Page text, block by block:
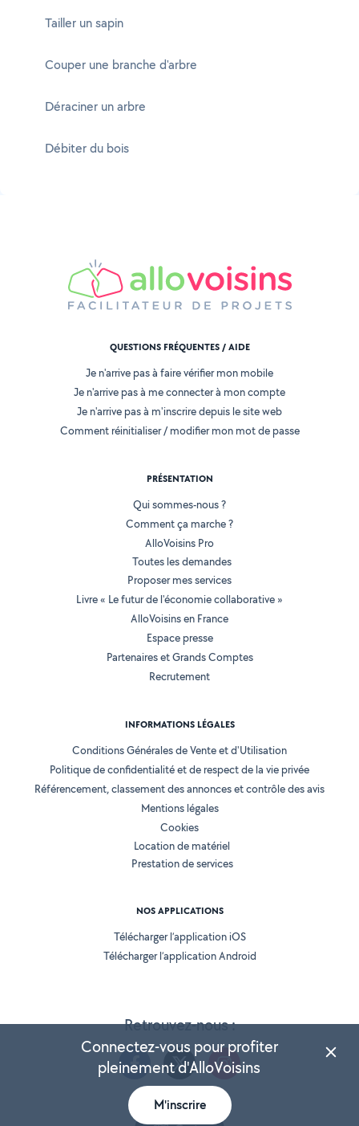
Tailler un sapin
Couper une branche d'arbre
Déraciner un arbre
Débiter du bois
Retrouvez-nous :
QUESTIONS FRÉQUENTES / AIDE
Je n'arrive pas à faire vérifier mon mobile
Je n'arrive pas à me connecter à mon compte
Je n'arrive pas à m'inscrire depuis le site web
Comment réinitialiser / modifier mon mot de passe
PRÉSENTATION
Qui sommes-nous ?
Comment ça marche ?
AlloVoisins Pro
Toutes les demandes
Proposer mes services
Livre « Le futur de l'économie collaborative »
AlloVoisins en France
Espace presse
Partenaires et Grands Comptes
Recrutement
INFORMATIONS LÉGALES
Conditions Générales de Vente et d'Utilisation
Politique de confidentialité et de respect de la vie privée
Référencement, classement des annonces et contrôle des avis
Mentions légales
Cookies
Location de matériel
Prestation de services
NOS APPLICATIONS
Télécharger l’application iOS
Télécharger l’application Android
Connectez-vous pour profiter
pleinement d'AlloVoisins
M'inscrire